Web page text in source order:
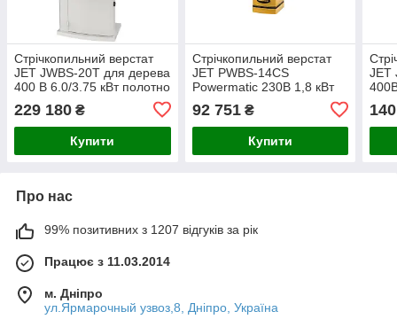
Стрічкопильний верстат
JET JWBS-20T для дерева
400 В 6.0/3.75 кВт полотно
229 180 ₴
Купити
Стрічкопильний верстат
JET PWBS-14CS
Powermatic 230В 1,8 кВт
92 751₴
Купити
JET
Про нас
99% позитивних з 1207 відгуків за рік
Працює з 11.03.2014
м. Дніпро
ул.Ярмарочный узвоз,8, Дніпро, Україна